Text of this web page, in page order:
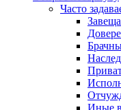
Часто
Иные